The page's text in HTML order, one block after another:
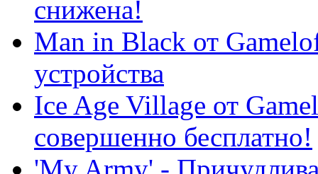
снижена!
Man in Black от
устройства
Ice Age Village от
совершенно бесплатно!